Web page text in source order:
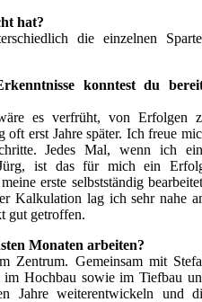
hat?
die einzelnen
konntest du
es verfrüht, von Erfolgen
erst Jahre später. Ich freue
Jedes Mal, wenn ich
ist das für mich ein
erste selbstständig
Kalkulation lag ich sehr nahe
gut getroffen.
Monaten arbeiten?
Zentrum. Gemeinsam mit
Hochbau sowie im Tiefbau
Jahre weiterentwickeln und